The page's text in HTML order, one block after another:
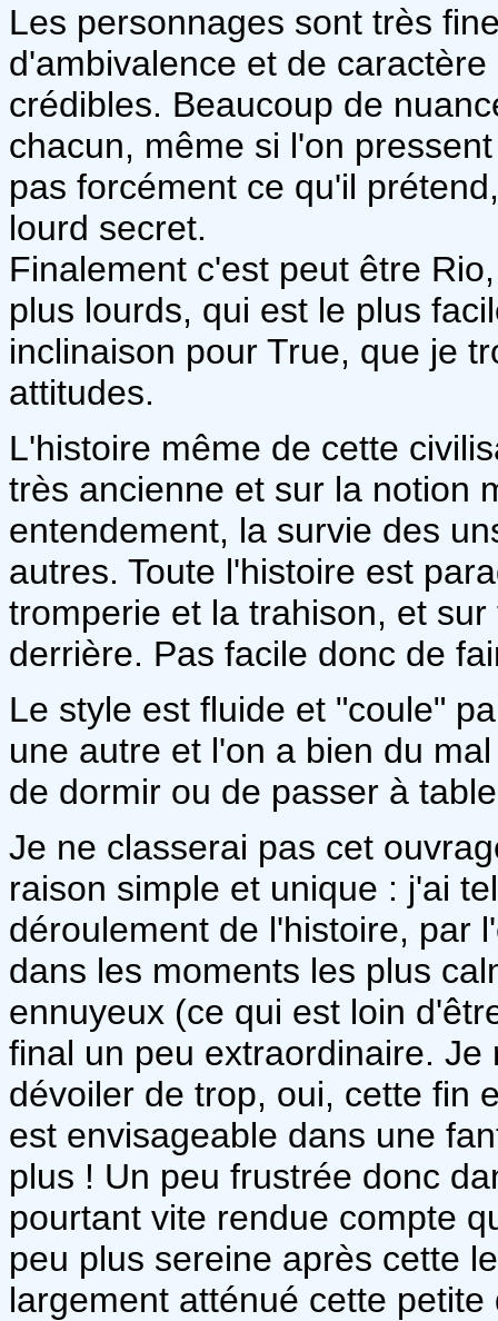
Les personnages sont très
d'ambivalence et de
crédibles. Beaucoup de
chacun, même si l'on
pas forcément ce qu'il
lourd secret.
Finalement c'est peut être
plus lourds, qui est le plus
inclinaison pour True, que je
attitudes.
L'histoire même de cette
très ancienne et sur la notion
entendement, la survie des
autres. Toute l'histoire est
tromperie et la trahison, et
derrière. Pas facile donc de
Le style est fluide et "coule"
une autre et l'on a bien du
de dormir ou de passer à
Je ne classerai pas cet
raison simple et unique : j'ai
déroulement de l'histoire, par
dans les moments les plus
ennuyeux (ce qui est loin
final un peu extraordinaire.
dévoiler de trop, oui, cette fin
est envisageable dans une
plus ! Un peu frustrée donc
pourtant vite rendue compte
peu plus sereine après cette
largement atténué cette petite